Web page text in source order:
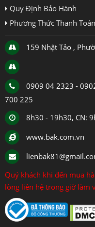
Quy Định Bảo Hành
Phương Thức Thanh Toán
159 Nhật Tảo ,
0909 04 2323 -
700 225
8h30 - 19h30, CN:
www.bak.com.vn
Quý khách khi đến mua
lòng liên hệ trong giờ làm